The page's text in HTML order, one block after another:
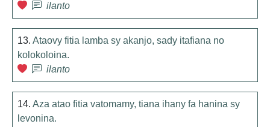
ilanto
13. Ataovy fitia lamba sy akanjo, sady itafiana no
kolokoloina.
ilanto
14. Aza atao fitia vatomamy, tiana ihany fa hanina sy
levonina.